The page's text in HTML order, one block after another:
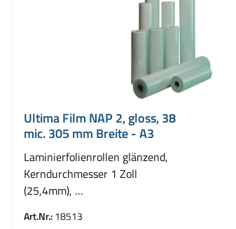
Ultima Film NAP 2, gloss, 38
mic. 305 mm Breite - A3
Laminierfolienrollen glänzend,
Kerndurchmesser 1 Zoll
(25,4mm),
Art.Nr.:18513